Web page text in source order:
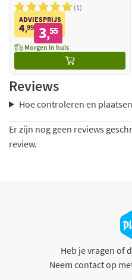
1
ADVIESPRIJS
4,99 3,55
Morgen in huis
Reviews
Hoe controleren en
Er zijn nog geen reviews
review.
Heb je vragen of
Neem contact op